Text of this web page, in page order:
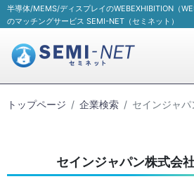
半導体/MEMS/ディスプレイのWEBEXHIBITION（
のマッチングサービス SEMI-NET（セミネット）
トップページ 企業検索 セインジャ
セインジャパン株式会